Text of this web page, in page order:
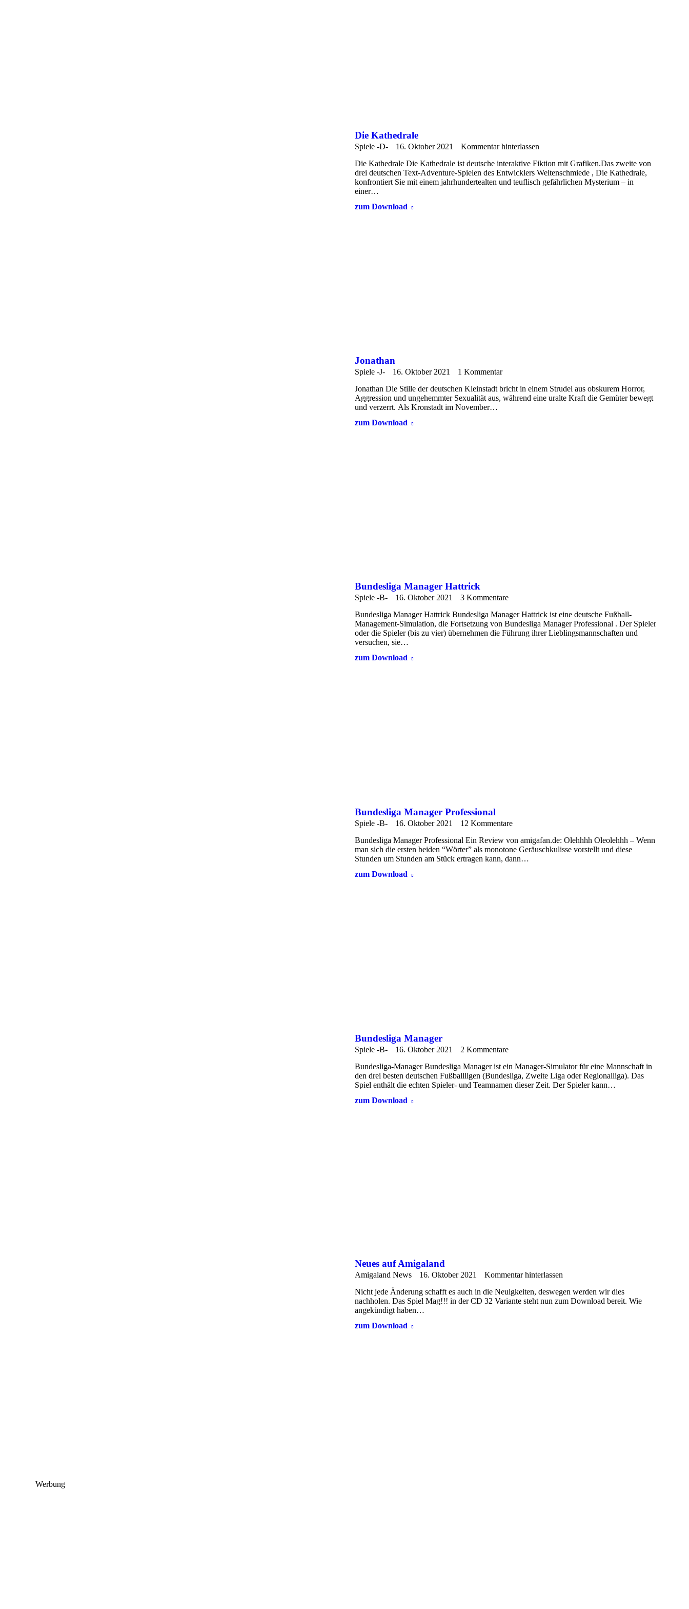
Die Kathedrale
Spiele -D- 16. Oktober 2021
Kommentar hinterlassen
Die Kathedrale Die Kathedrale ist deutsche interaktive Fiktion mit Grafiken.Das zweite von
drei deutschen Text-Adventure-Spielen des Entwicklers Weltenschmiede , Die Kathedrale,
konfrontiert Sie mit einem jahrhundertealten und teuflisch gefährlichen Mysterium – in
einer…
zum Download
Jonathan
Spiele -J- 16. Oktober 2021
1 Kommentar
Jonathan Die Stille der deutschen Kleinstadt bricht in einem Strudel aus obskurem Horror,
Aggression und ungehemmter Sexualität aus, während eine uralte Kraft die Gemüter bewegt
und verzerrt. Als Kronstadt im November…
zum Download
Bundesliga Manager Hattrick
Spiele -B- 16. Oktober 2021
3 Kommentare
Bundesliga Manager Hattrick Bundesliga Manager Hattrick ist eine deutsche Fußball-
Management-Simulation, die Fortsetzung von Bundesliga Manager Professional . Der Spieler
oder die Spieler (bis zu vier) übernehmen die Führung ihrer Lieblingsmannschaften und
versuchen, sie…
zum Download
Bundesliga Manager Professional
Spiele -B- 16. Oktober 2021
12 Kommentare
Bundesliga Manager Professional Ein Review von amigafan.de: Olehhhh Oleolehhh – Wenn
man sich die ersten beiden “Wörter” als monotone Geräuschkulisse vorstellt und diese
Stunden um Stunden am Stück ertragen kann, dann…
zum Download
Bundesliga Manager
Spiele -B- 16. Oktober 2021
2 Kommentare
Bundesliga-Manager Bundesliga Manager ist ein Manager-Simulator für eine Mannschaft in
den drei besten deutschen Fußballligen (Bundesliga, Zweite Liga oder Regionalliga). Das
Spiel enthält die echten Spieler- und Teamnamen dieser Zeit. Der Spieler kann…
zum Download
Neues auf Amigaland
Amigaland News 16. Oktober 2021
Kommentar hinterlassen
Nicht jede Änderung schafft es auch in die Neuigkeiten, deswegen werden wir dies
nachholen. Das Spiel Mag!!! in der CD 32 Variante steht nun zum Download bereit. Wie
angekündigt haben…
zum Download
Werbung